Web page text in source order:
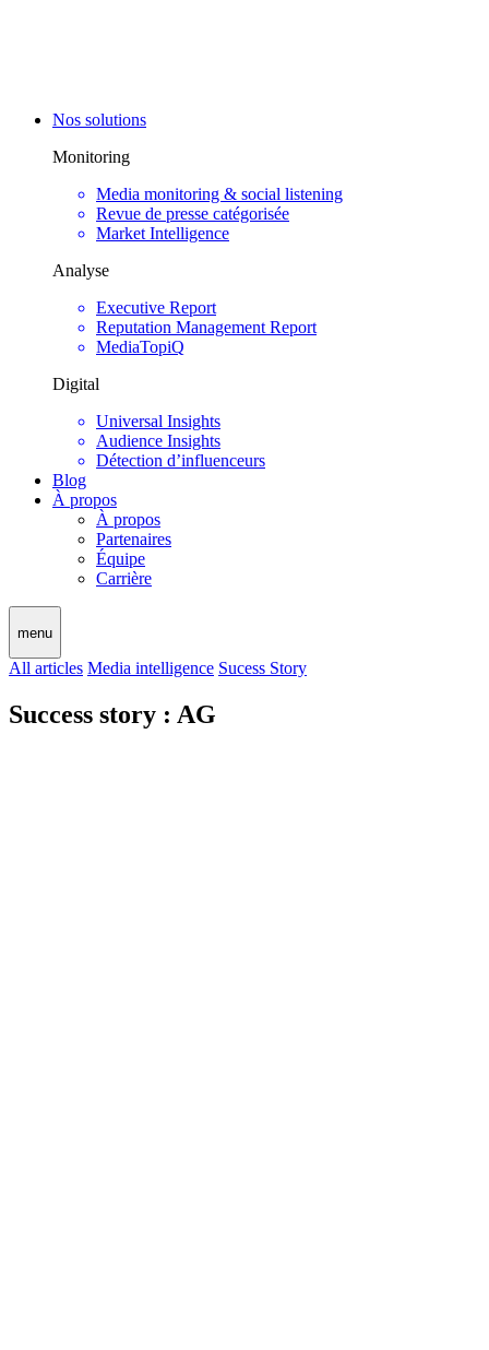
Nos solutions
Monitoring
Media monitoring & social listening
Revue de presse catégorisée
Market Intelligence
Analyse
Executive Report
Reputation Management Report
MediaTopiQ
Digital
Universal Insights
Audience Insights
Détection d’influenceurs
Blog
À propos
À propos
Partenaires
Équipe
Carrière
menu
All articles Media intelligence Sucess Story
Success story : AG